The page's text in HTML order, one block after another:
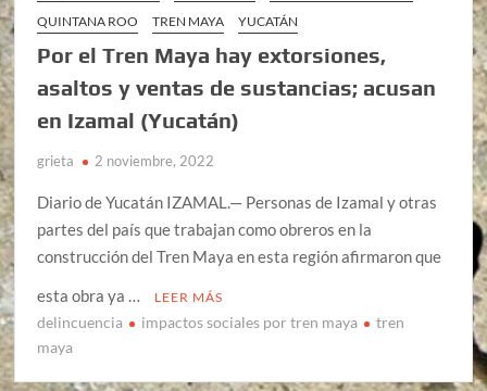
QUINTANA ROO
TREN MAYA YUCATÁN
Por el Tren Maya hay extorsiones,
asaltos y ventas de sustancias; acusan
en Izamal (Yucatán)
grieta 2 noviembre, 2022
Diario de Yucatán IZAMAL.— Personas de Izamal y otras
partes del país que trabajan como obreros en la
construcción del Tren Maya en esta región afirmaron que
esta obra ya …
LEER MÁS
delincuencia impactos sociales por tren maya
tren
maya